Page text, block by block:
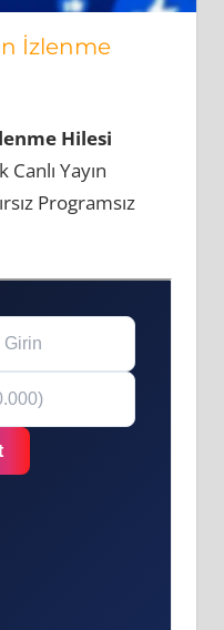
İzlenme
Hilesi
Yayın
Programsız